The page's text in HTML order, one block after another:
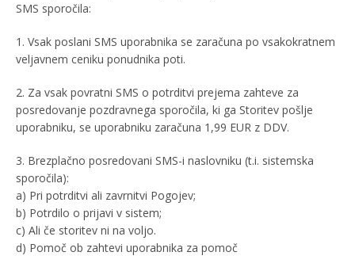
SMS sporočila:
1. Vsak poslani SMS uporabnika se zaračuna po vsakokratnem
veljavnem ceniku ponudnika poti.
2. Za vsak povratni SMS o potrditvi prejema zahteve za
posredovanje pozdravnega sporočila, ki ga Storitev pošlje
uporabniku, se uporabniku zaračuna 1,99 EUR z DDV.
3. Brezplačno posredovani SMS-i naslovniku (t.i. sistemska
sporočila):
a) Pri potrditvi ali zavrnitvi Pogojev;
b) Potrdilo o prijavi v sistem;
c) Ali če storitev ni na voljo.
d) Pomoč ob zahtevi uporabnika za pomoč